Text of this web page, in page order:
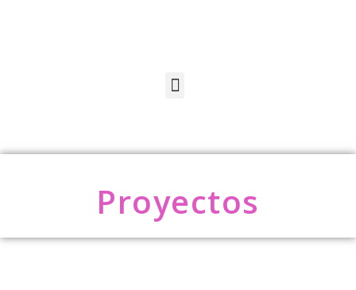
Proyectos